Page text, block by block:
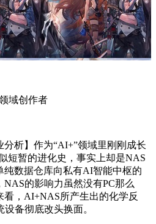
域创作者
分析】作为“AI+”领域里刚刚成长
短暂的进化史，事实上却是NAS
纯数据仓库向私有AI智能中枢的
的影响力虽然没有PC那么
，AI+NAS所产生出的化学反
备彻底改头换面。